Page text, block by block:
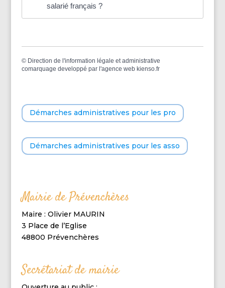
salarié français ?
© Direction de l'information légale et administrative
comarquage developpé par l'agence web kienso.fr
Démarches administratives pour les pro
Démarches administratives pour les asso
Mairie de Prévenchères
Maire : Olivier MAURIN
3 Place de l’Eglise
48800 Prévenchères
Secrétariat de mairie